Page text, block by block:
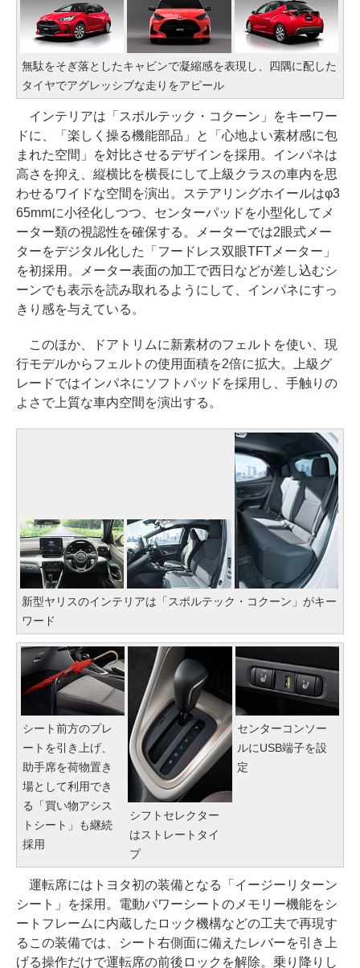
無駄をそぎ落としたキャビンで凝縮感を表現し、四隅に配した
タイヤでアグレッシブな走りをアピール
インテリアは「スポルテック・コクーン」をキーワー
ドに、「楽しく操る機能部品」と「心地よい素材感に包
まれた空間」を対比させるデザインを採用。インパネは
高さを抑え、縦横比を横長にして上級クラスの車内を思
わせるワイドな空間を演出。ステアリングホイールはφ3
65mmに小径化しつつ、センターパッドを小型化してメ
ーター類の視認性を確保する。メーターでは2眼式メー
ターをデジタル化した「フードレス双眼TFTメーター」
を初採用。メーター表面の加工で西日などが差し込むシ
ーンでも表示を読み取れるようにして、インパネにすっ
きり感を与えている。
このほか、ドアトリムに新素材のフェルトを使い、現
行モデルからフェルトの使用面積を2倍に拡大。上級グ
レードではインパネにソフトパッドを採用し、手触りの
よさで上質な車内空間を演出する。
新型ヤリスのインテリアは「スポルテック・コクーン」がキー
ワード
シート前方のプレ
ートを引き上げ、
助手席を荷物置き
場として利用でき
る「買い物アシス
トシート」も継続
採用
シフトセレクター
はストレートタイ
プ
センターコンソー
ルにUSB端子を設
定
運転席にはトヨタ初の装備となる「イージーリターン
シート」を採用。電動パワーシートのメモリー機能をシ
ートフレームに内蔵したロック機構などの工夫で再現す
るこの装備では、シート右側面に備えたレバーを引き上
げる操作だけで運転席の前後ロックを解除。乗り降りし